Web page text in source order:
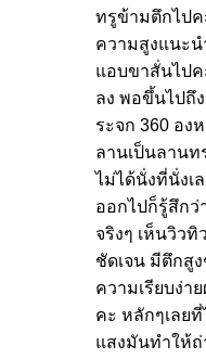
ทรูข้ามตึกไปค
ความสูงแนะน
แอบขาสั่นไปค
ลง พอขึ้นไปถึ
ระจก 360 อง
ลานเป็นลานท
ไม่ได้นั่งที่นั่งเ
ออกไปก็รู้สึก
จริงๆ เห็นวิว
ชัดเจน มีตึกสูง
ความเรียบง่า
คะ หลักๆเลย
แสงมันทำให้ถ่